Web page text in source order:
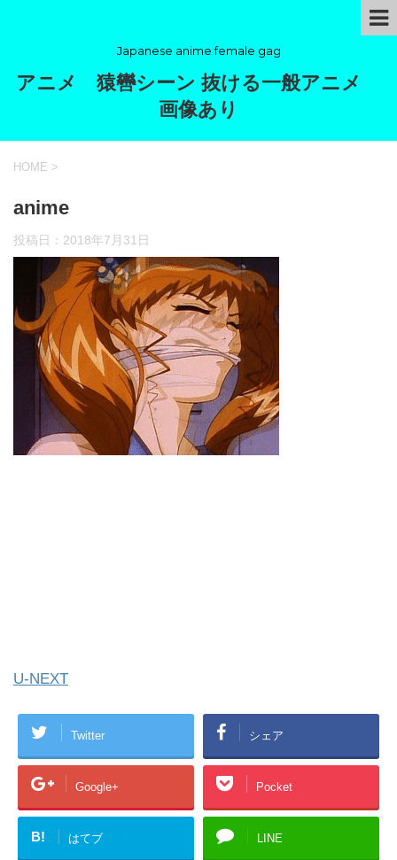
Japanese anime female gag
アニメ 猿轡シーン 抜ける一般アニメ
画像あり
HOME >
anime
投稿日： 2018年7月31日
U-NEXT
Twitter シェア
Google+ Pocket
B! はてブ LINE